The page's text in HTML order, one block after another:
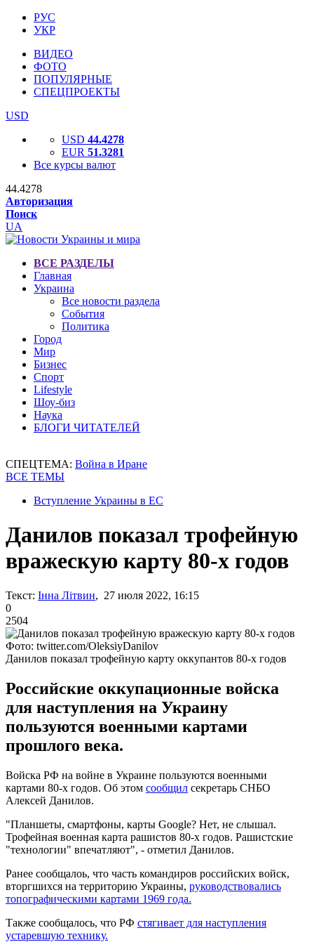
РУС
УКР
ВИДЕО
ФОТО
ПОПУЛЯРНЫЕ
СПЕЦПРОЕКТЫ
USD
USD 44.4278
EUR 51.3281
Все курсы валют
44.4278
Авторизация
Поиск
UA
ВСЕ РАЗДЕЛЫ
Главная
Украина
Все новости раздела
События
Политика
Город
Мир
Бизнес
Спорт
Lifestyle
Шоу-биз
Наука
БЛОГИ ЧИТАТЕЛЕЙ
СПЕЦТЕМА: Война в Иране
ВСЕ ТЕМЫ
Вступление Украины в ЕС
Данилов показал трофейную
вражескую карту 80-х годов
Текст: Інна Літвин, 27 июля 2022, 16:15
0
2504
Фото: twitter.com/OleksiyDanilov
Данилов показал трофейную карту оккупантов 80-х годов
Российские оккупационные войска
для наступления на Украину
пользуются военными картами
прошлого века.
Войска РФ на войне в Украине пользуются военными
картами 80-х годов. Об этом сообщил секретарь СНБО
Алексей Данилов.
"Планшеты, смартфоны, карты Google? Нет, не слышал.
Трофейная военная карта рашистов 80-х годов. Рашистские
"технологии" впечатляют", - отметил Данилов.
Ранее сообщалоь, что часть командиров российских войск,
вторгшихся на территорию Украины, руководствовались
топографическими картами 1969 года.
Также сообщалось, что РФ стягивает для наступления
устаревшую технику.